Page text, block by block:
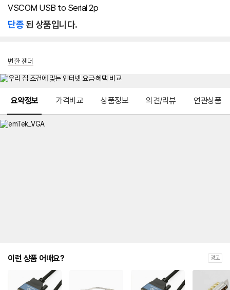
VSCOM USB to Serial 2p
단종된 상품입니다.
변환 젠더
요약정보 가격비교 상품정보 의견/리뷰 연관상품
이런 상품 어때요? 광고